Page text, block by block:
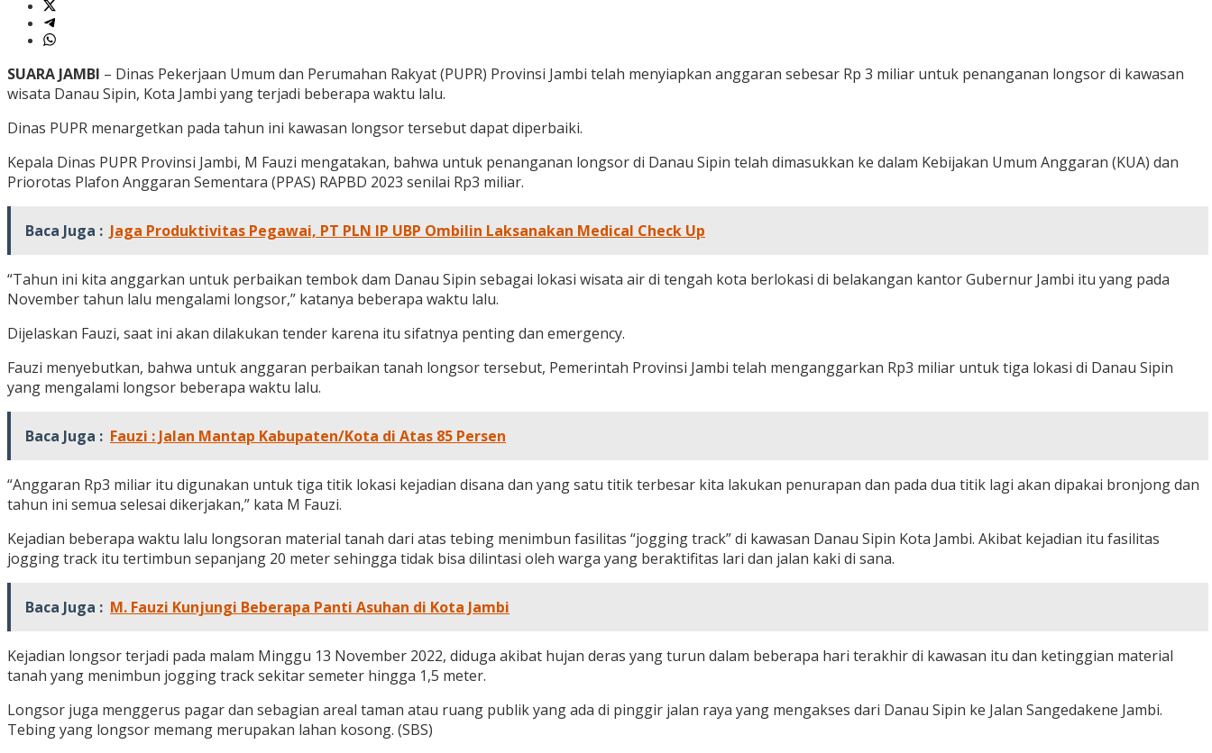
SUARA JAMBI – Dinas Pekerjaan Umum dan Perumahan Rakyat (PUPR) Provinsi Jambi telah menyiapkan anggaran sebesar Rp 3 miliar untuk penanganan longsor di kawasan
wisata Danau Sipin, Kota Jambi yang terjadi beberapa waktu lalu.
Dinas PUPR menargetkan pada tahun ini kawasan longsor tersebut dapat diperbaiki.
Kepala Dinas PUPR Provinsi Jambi, M Fauzi mengatakan, bahwa untuk penanganan longsor di Danau Sipin telah dimasukkan ke dalam Kebijakan Umum Anggaran (KUA) dan
Priorotas Plafon Anggaran Sementara (PPAS) RAPBD 2023 senilai Rp3 miliar.
Baca Juga : Jaga Produktivitas Pegawai, PT PLN IP UBP Ombilin Laksanakan Medical Check Up
“Tahun ini kita anggarkan untuk perbaikan tembok dam Danau Sipin sebagai lokasi wisata air di tengah kota berlokasi di belakangan kantor Gubernur Jambi itu yang pada
November tahun lalu mengalami longsor,” katanya beberapa waktu lalu.
Dijelaskan Fauzi, saat ini akan dilakukan tender karena itu sifatnya penting dan emergency.
Fauzi menyebutkan, bahwa untuk anggaran perbaikan tanah longsor tersebut, Pemerintah Provinsi Jambi telah menganggarkan Rp3 miliar untuk tiga lokasi di Danau Sipin
yang mengalami longsor beberapa waktu lalu.
Baca Juga : Fauzi : Jalan Mantap Kabupaten/Kota di Atas 85 Persen
“Anggaran Rp3 miliar itu digunakan untuk tiga titik lokasi kejadian disana dan yang satu titik terbesar kita lakukan penurapan dan pada dua titik lagi akan dipakai bronjong dan
tahun ini semua selesai dikerjakan,” kata M Fauzi.
Kejadian beberapa waktu lalu longsoran material tanah dari atas tebing menimbun fasilitas “jogging track” di kawasan Danau Sipin Kota Jambi. Akibat kejadian itu fasilitas
jogging track itu tertimbun sepanjang 20 meter sehingga tidak bisa dilintasi oleh warga yang beraktifitas lari dan jalan kaki di sana.
Baca Juga : M. Fauzi Kunjungi Beberapa Panti Asuhan di Kota Jambi
Kejadian longsor terjadi pada malam Minggu 13 November 2022, diduga akibat hujan deras yang turun dalam beberapa hari terakhir di kawasan itu dan ketinggian material
tanah yang menimbun jogging track sekitar semeter hingga 1,5 meter.
Longsor juga menggerus pagar dan sebagian areal taman atau ruang publik yang ada di pinggir jalan raya yang mengakses dari Danau Sipin ke Jalan Sangedakene Jambi.
Tebing yang longsor memang merupakan lahan kosong. (SBS)